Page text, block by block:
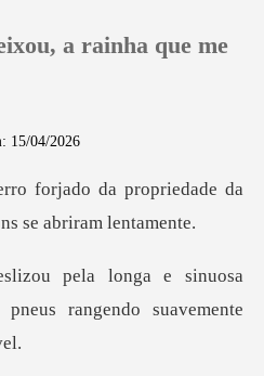
a rainha que me
15/04/2026
o da propriedade da
sinuosa
pneus rang